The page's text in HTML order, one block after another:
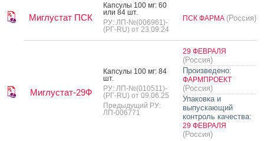
Миглустат ПСК
Кап­су­лы 100 мг: 60
или 84 шт.
РУ: ЛП-№(006961)-
(РГ-RU) от 23.09.24
ПСК ФАРМА (Россия)
Миглустат-29Ф
Кап­су­лы 100 мг: 84
шт.
РУ: ЛП-№(010511)-
(РГ-RU) от 09.06.25
Предыдущий РУ:
ЛП-006771
29 ФЕВРАЛЯ
(Россия)
Произведено:
ФАРМПРОЕКТ
(Россия)
Упаковка и
выпускающий
контроль качества:
29 ФЕВРАЛЯ
(Россия)